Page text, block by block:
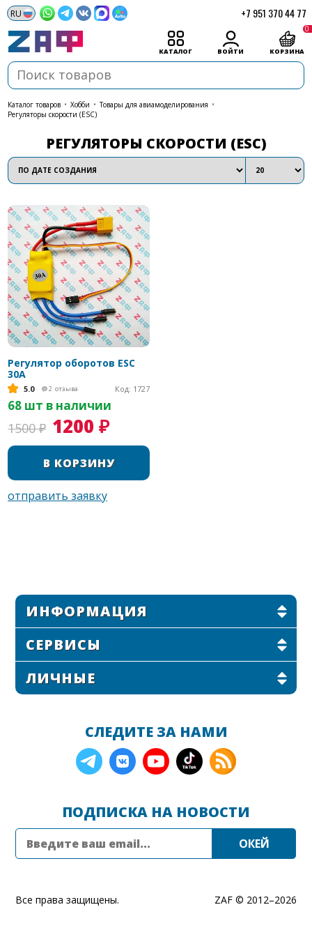
+7 951 370 44 77
КАТАЛОГ ВОЙТИ КОРЗИНА
0
каталог товаров • Хобби • Товары для авиамоделирования •
Регуляторы скорости (ESC)
РЕГУЛЯТОРЫ СКОРОСТИ (ESC)
Регулятор оборотов ESC
30A
5.0 2 отзыва Код: 1727
68 шт в наличии
1500 ₽ 1200 ₽
ИНФОРМАЦИЯ
СЕРВИСЫ
ЛИЧНЫЕ
СЛЕДИТЕ ЗА НАМИ
ПОДПИСКА НА НОВОСТИ
ZAF © 2012–2026
Все права защищены.